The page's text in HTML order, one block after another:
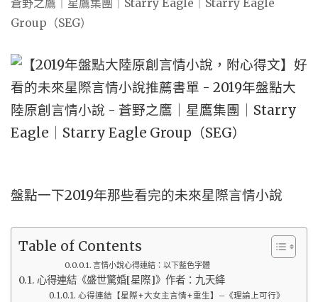
盤點一下2019年那些看完的未來星際言情小說
Table of Contents
言情小說心得連結：以下藍色字體
心得連結《盛世驚婚[星際]》作者：九天絳
心得連結【星際+大女主言情+重生】–《理論上可行》